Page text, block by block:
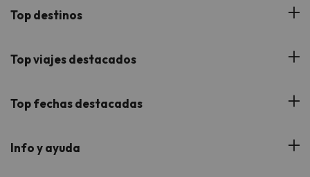
¿Quiénes somos?
Buscounchollo en los medios
Proveedores
Top destinos
Hoteles Andalucía
Hoteles Cataluña
Top viajes destacados
Viajes con Niños
Viajes de Novios
Top fechas destacadas
Verano
Info y ayuda